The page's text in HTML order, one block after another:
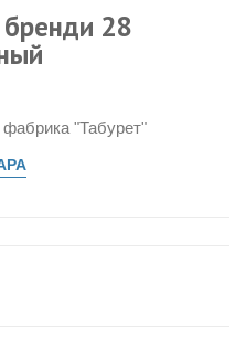
бренди 28
"Табурет"